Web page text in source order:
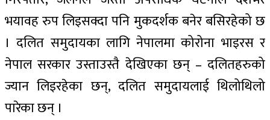
भयावह रुप लिइसक्दा पनि मुकदर्शक बनेर बसिरहेको छ
। दलित समुदायका लागि नेपालमा कोरोना भाइरस र
नेपाल सरकार उस्ताउस्तै देखिएका छन् – दलितहरुको
ज्यान लिइरहेका छन्, दलित समुदायलाई थिलोथिलो
पारेका छन् ।